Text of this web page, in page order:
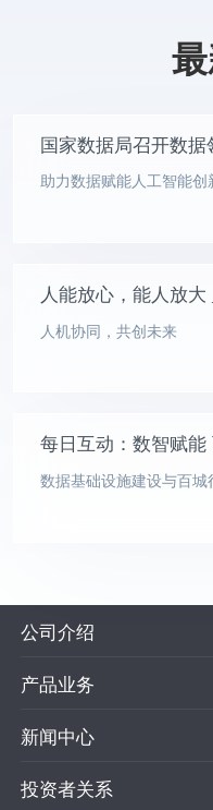
助力数据赋能人工智能创
人机协同，共创未来
数据基础设施建设与百
公司介绍
产品业务
新闻中心
投资者关系